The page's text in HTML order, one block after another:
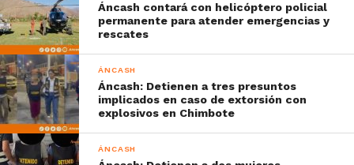
Áncash contará con helicóptero policial
permanente para atender emergencias y
rescates
ÁNCASH
Áncash: Detienen a tres presuntos
implicados en caso de extorsión con
explosivos en Chimbote
ÁNCASH